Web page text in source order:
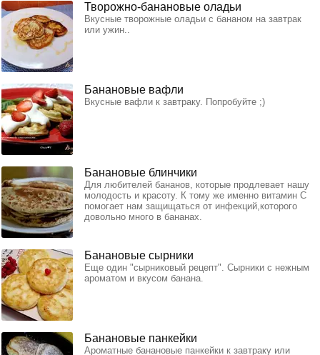
Творожно-банановые оладьи
Вкусные творожные оладьи с бананом на завтрак
или ужин..
Банановые вафли
Вкусные вафли к завтраку. Попробуйте ;)
Банановые блинчики
Для любителей бананов, которые продлевает нашу
молодость и красоту. К тому же именно витамин С
помогает нам защищаться от инфекций,которого
довольно много в бананах.
Банановые сырники
Еще один "сырниковый рецепт". Сырники с нежным
ароматом и вкусом банана.
Банановые панкейки
Ароматные банановые панкейки к завтраку или